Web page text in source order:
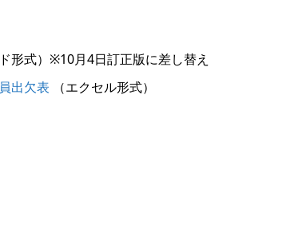
ド形式）※10月4日訂正版に差し替え
出欠表
（エクセル形式）